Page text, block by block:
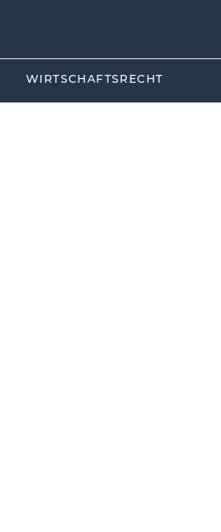
WIRTSCHAFTSRECHT